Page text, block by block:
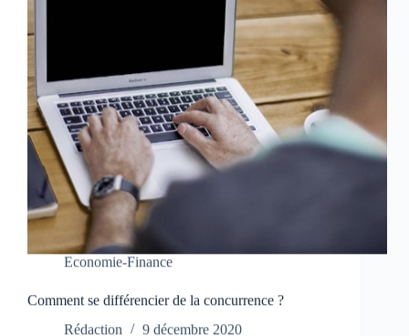
Economie-Finance
Comment se différencier de la concurrence ?
Rédaction
9 décembre 2020